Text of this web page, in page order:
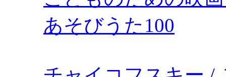
あそびうた100